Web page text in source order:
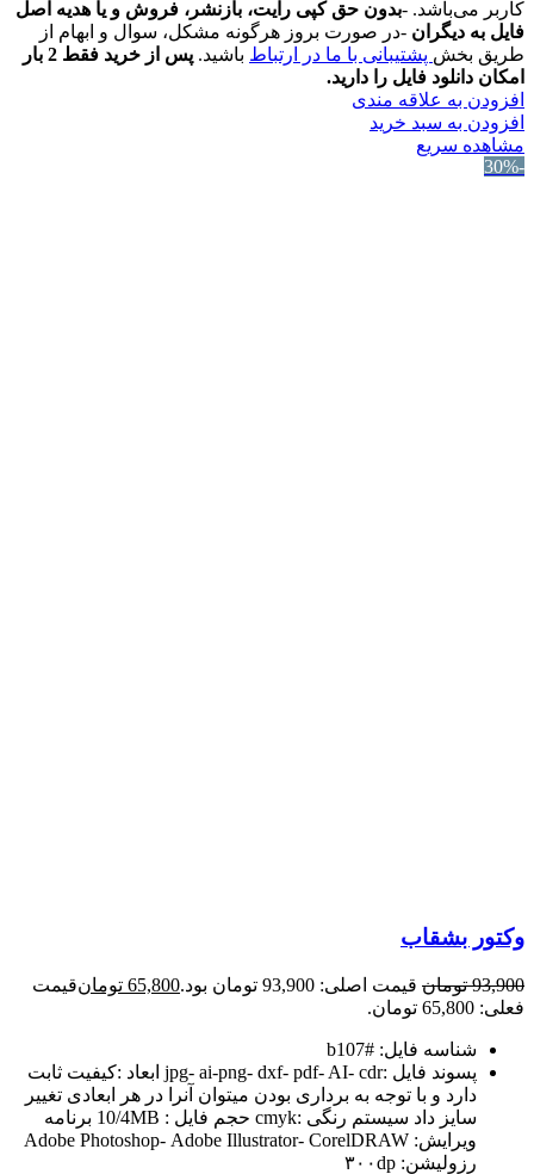
کاربر می‌باشد. -بدون حق کپی رایت، بازنشر، فروش و یا هدیه اصل
فایل به دیگران -در صورت بروز هرگونه مشکل، سوال و ابهام از
طریق بخش پشتیبانی با ما در ارتباط باشید.
پس از خرید فقط 2 بار
امکان دانلود فایل را دارید.
افزودن به علاقه مندی
افزودن به سبد خرید
مشاهده سریع
-30%
وکتور بشقاب
93,900 تومان قیمت اصلی: 93,900 تومان بود. 65,800 تومانقیمت
فعلی: 65,800 تومان.
شناسه فایل: #b107
پسوند فایل :jpg- ai-png- dxf- pdf- AI- cdr ابعاد :کیفیت ثابت
دارد و با توجه به برداری بودن میتوان آنرا در هر ابعادی تغییر
سایز داد سیستم رنگی :cmyk حجم فایل : 10/4MB برنامه
ویرایش: Adobe Photoshop- Adobe Illustrator- CorelDRAW
رزولیشن: ۳۰۰dp